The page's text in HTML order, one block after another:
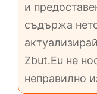
и
съдържа
Zbut.Eu не
неправилно